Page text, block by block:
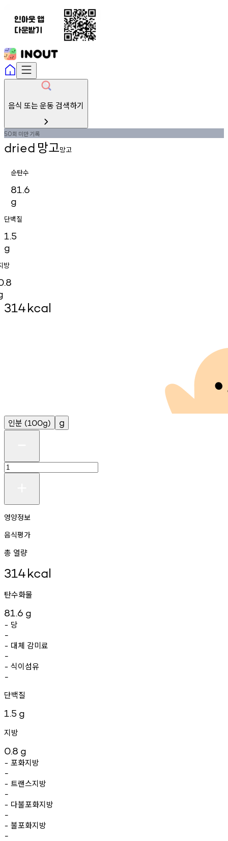
음식 또는 운동 검색하기
50회 미만기록
dried 망고망고
순탄수
81.6
g
단백질
1.5
g
방
314kcal
인분 (100g) g
영양정보
음식평가
총 열량
314kcal
탄수화물
81.6 g
- 당
-
- 대체 감미료
-
- 식이섬유
-
단백질
1.5 g
지방
0.8 g
- 포화지방
-
- 트랜스지방
-
- 다불포화지방
-
- 불포화지방
-